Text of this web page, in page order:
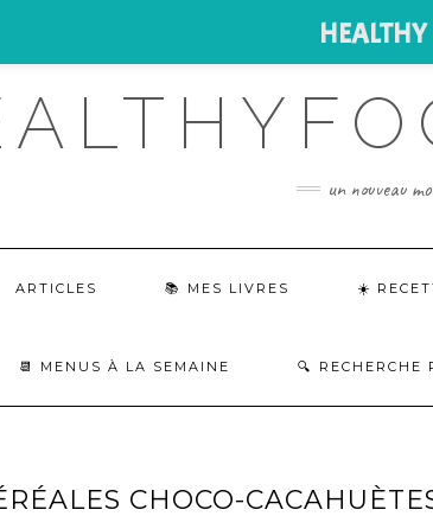
un nouveau
ARTICLES MES LIVRES ☀️
📆 MENUS À LA SEMAINE RECHERCHE
CHOCO-